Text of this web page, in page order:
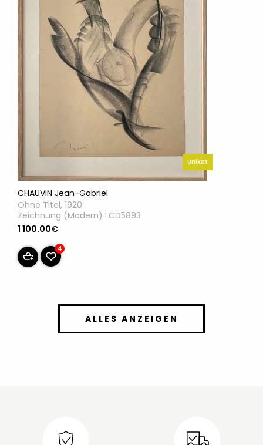
Unikat
CHAUVIN Jean-Gabriel
Ohne Titel, 1920
Zeichnung (Modern) LCD5893
1 100.00€
4
ALLES ANZEIGEN